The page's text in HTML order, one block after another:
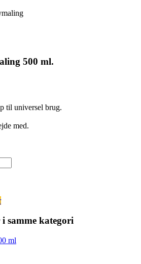
500 ml.
til universel brug.
med.
i samme kategori